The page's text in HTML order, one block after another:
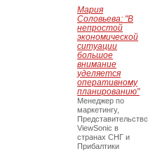
Мария
Соловьева: "В
непростой
экономической
ситуации
большое
внимание
уделяется
оперативному
планированию"
Менеджер по
маркетингу,
Представительство
ViewSonic в
странах СНГ и
Прибалтики